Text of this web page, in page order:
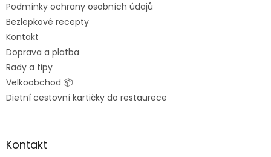
k
Podmínky ochrany osobních údajů
Bezlepkové recepty
Kontakt
Doprava a platba
Rady a tipy
Velkoobchod 📦
Dietní cestovní kartičky do restaurece
Kontakt